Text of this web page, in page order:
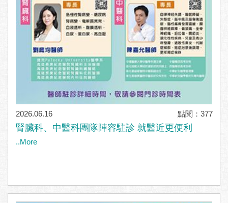
2026.06.16 點閱：377
腎臟科、中醫科團隊陣容駐診 就醫近更便利
..More